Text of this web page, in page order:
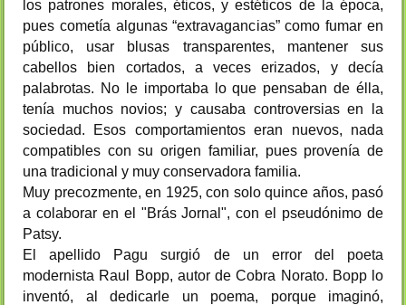
los patrones morales, éticos, y estéticos de la época,
pues cometía algunas “extravagancias” como fumar en
público, usar blusas transparentes, mantener sus
cabellos bien cortados, a veces erizados, y decía
palabrotas. No le importaba lo que pensaban de élla,
tenía muchos novios; y causaba controversias en la
sociedad. Esos comportamientos eran nuevos, nada
compatibles con su origen familiar, pues provenía de
una tradicional y muy conservadora familia.
Muy precozmente, en 1925, con solo quince años, pasó
a colaborar en el "Brás Jornal", con el pseudónimo de
Patsy.
El apellido Pagu surgió de un error del poeta
modernista Raul Bopp, autor de Cobra Norato. Bopp lo
inventó, al dedicarle un poema, porque imaginó,